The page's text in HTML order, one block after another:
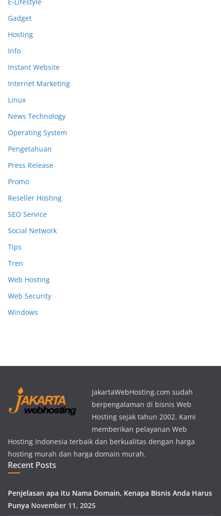
Gadget
Hosting
Info
Instant Website
Internet Marketing
Linux
News Technology
Operating System
Pengetahuan
Press Release
Promo
Reseller Hosting
SEO Service
Social Network
Tips
Tren
Web Hosting
Web Security
Windows
JakartaWebHosting.com sudah
berpengalaman di bisnis Web
Hosting sejak tahun 2002. Kami
memberikan pelayanan Web
Hosting Indonesia terbaik dan berkualitas dengan harga
hosting murah dan harga domain murah.
Recent Posts
Penjelasan apa itu Nama Domain, Kenapa Bisnis Anda Harus
Punya November 11, 2025